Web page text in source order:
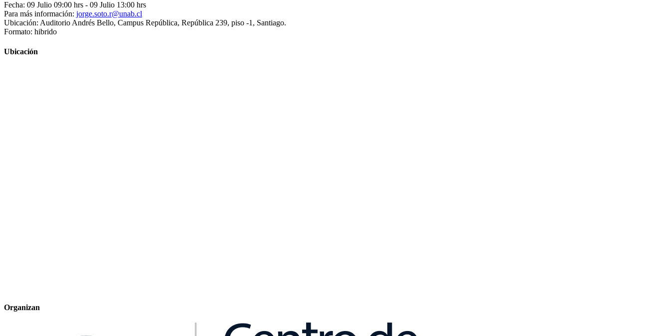
Fecha: 09 Julio 09:00 hrs - 09 Julio 13:00 hrs
Para más información: jorge.soto.r@unab.cl
Ubicación: Auditorio Andrés Bello, Campus República, República 239, piso -1, Santiago.
Formato: hibrido
Ubicación
Organizan